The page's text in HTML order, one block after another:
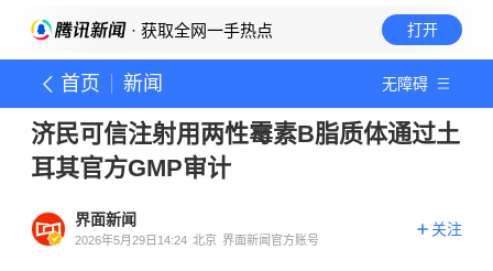
· 获取全网一手热点 打开
首页 新闻 无障碍
济民可信注射用两性霉素B脂质体通过土
耳其官方GMP审计
界面新闻
2026年5月29日14:24 北京 界面新闻官方账号
关注